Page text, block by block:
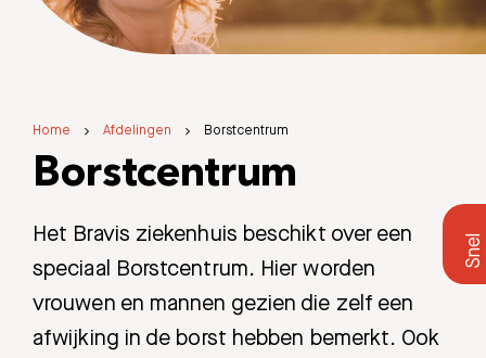
Home Afdelingen Borstcentrum
Borstcentrum
Het Bravis ziekenhuis beschikt over een
speciaal Borstcentrum. Hier worden
vrouwen en mannen gezien die zelf een
afwijking in de borst hebben bemerkt. Ook